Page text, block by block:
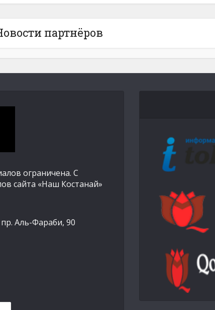
партнёров
ограничена. С
сайта «Наш Костанай»
пр. Аль-Фараби, 90